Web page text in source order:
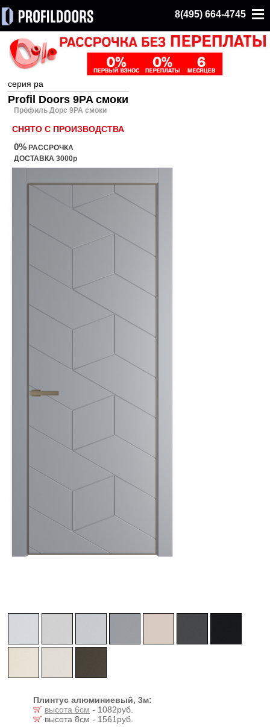
8(495) 664-4745
серия pa
Profil Doors 9PA смоки
Профиль Дорс 9PA смоки
СНЯТО С ПРОИЗВОДСТВА
0% РАССРОЧКА
ДОСТАВКА 3000р
Плинтус алюминиевый, 3м:
высота 6см - 1082руб.
высота 8см - 1561руб.